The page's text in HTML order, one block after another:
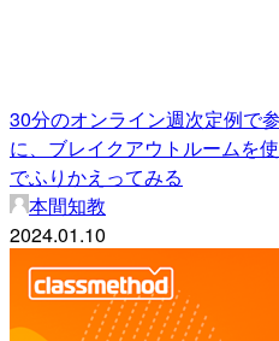
30分のオンライン週次定例で
に、ブレイクアウトルームを
でふりかえってみる
本間知教
2024.01.10